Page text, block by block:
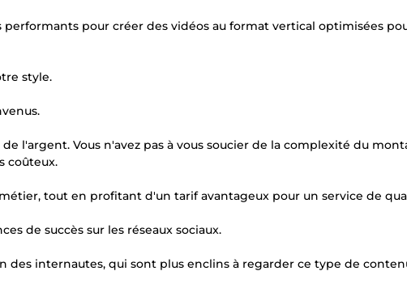
pour créer des vidéos au format vertical optimisées
style.
l'argent. Vous n'avez pas à vous soucier de la complexité du
coûteux.
tout en profitant d'un tarif avantageux pour un service de
de succès sur les réseaux sociaux.
internautes, qui sont plus enclins à regarder ce type de